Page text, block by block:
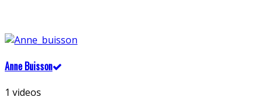
Anne Buisson
1 videos